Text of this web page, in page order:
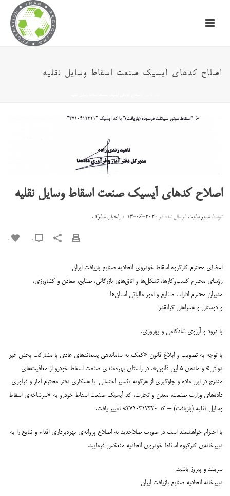
اصلاح کدهای آیسیک صنعت اسقاط وسایل نقلیه
اصلاح کدهای آیسیک صنعت اسقاط وسایل نقلیه
توسطمدیر سایت ارسال شده در 2020-06-14 دراخبار,مدارک
0
اعضای محترم کارگروه اسقاط خودروی اتحادیه صنایع بازیافت ایران،
رؤسای محترم کسب‌وکارها، تشکل‌ها و اتاق‌های بازرگانی، صنایع، معادن و کشاورزی،
مدیران محترم ادارات صنایع و امور مالیاتی استان‌ها،
و دوستان و همراهان گرانقدر؛
با درود و آرزوی شادکامی و بهروزی،
با توجه به تصویب و ابلاغ قانون «کمک به ساماندهی پسماندهای عادی با مشارکت بخش غیر
دولتی» و ماده‌ی ۵ این قانون*، در راستای بهره‌مندی صنعت اسقاط خودرو از معافیت‌های
مندرج در این ماده و جلوگیری از هرگونه تفسیر احتمالی، با همکاری دفتر محترم آمار و فرآوری
داده‌های وزارت صنعت، معدن و تجارت، کد آیسیک صنعت اسقاط خودرو به «سرشاخه‌ی اسقاط
وسایل نقلیه (بازیافت) – کد ۳۷۱۰۳۱۲۳۲۰» تغییر یافت.
با احترام خواهشمند است در صورت صلاحدید به اصلاح پروانه‌ی بهره‌برداری اقدام و نتایج را به
دبیرخانه‌ی کارگروه اسقاط خودروی اتحادیه منعکس فرمایید.
سربلند و پیروز باشید.
دبیرخانه اتحادیه صنایع بازیافت ایران